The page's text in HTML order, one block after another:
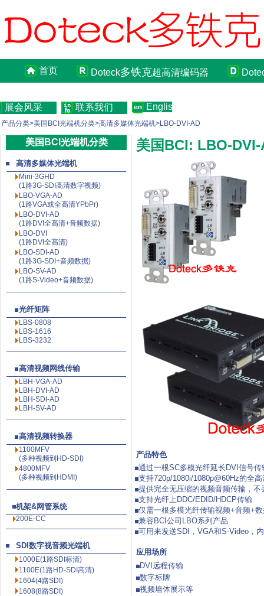
首页 Doteck多铁克超高清编码器
展会风采 联系我们 English
产品分类>美国BCI光端机分类>高清多媒体光端机>LBO-DVI-AD
美国BCI光端机分类
高清多媒体光端机
Mini-3GHD
(1路3G-SDI高清数字视频)
LBO-VGA-AD
(1路VGA或全高清YPbPr)
LBO-DVI-AD
(1路DVI全高清+音频数据)
LBO-DVI
(1路DVI全高清)
LBO-SDI-AD
(1路3G-SDI+音频数据)
LBO-SV-AD
(1路S-Video+音频数据)
光纤矩阵
LBS-0808
LBS-1616
LBS-3232
高清视频网线传输
LBH-VGA-AD
LBH-DVI-AD
LBH-SDI-AD
LBH-SV-AD
高清视频转换器
1100MFV
(多种视频到HD-SDI)
4800MFV
(多种视频到HDMI)
机架&网管系统
200E-CC
SDI数字视音频光端机
1000E(1路SDI标清)
1100E(1路HD-SDI高清)
1604(4路SDI)
1608(8路SDI)
美国BCI: LBO-
产品特色
通过一根SC多模光纤延长DVI信号传
支持720p/1080i/1080p@60Hz的全
提供完全无压缩的视频音频传输，不
支持光纤上DDC/EDID/HDCP传输
仅需一根多模光纤传输视频+音频+
兼容BCI公司LBO系列产品
可用来发送SDI，VGA和S-Video，
应用场所
DVI远程传输
数字标牌
视频墙体展示等